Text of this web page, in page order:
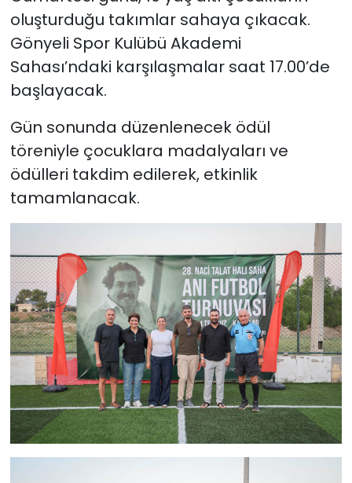
oluşturduğu takımlar sahaya çıkacak.
Gönyeli Spor Kulübü Akademi
Sahası’ndaki karşılaşmalar saat 17.00’de
başlayacak.
Gün sonunda düzenlenecek ödül
töreniyle çocuklara madalyaları ve
ödülleri takdim edilerek, etkinlik
tamamlanacak.